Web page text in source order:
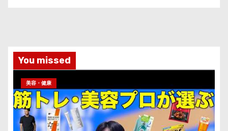
You missed
美容・健康